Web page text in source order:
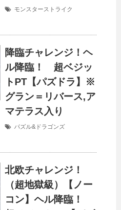
モンスターストライク
降臨チャレンジ！ヘ
ル降臨！ 超ベジッ
トPT【パズドラ】※
グラン＝リバース,ア
マテラス入り
パズル&ドラゴンズ
北欧チャレンジ！
（超地獄級）【ノー
コン】ヘル降臨！